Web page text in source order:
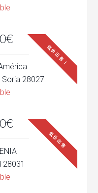
低价出售！
Soria 28027
低价出售
28031